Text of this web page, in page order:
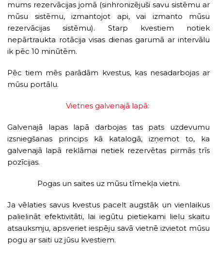
mums rezervācijas jomā (sinhronizējuši savu sistēmu ar
mūsu sistēmu, izmantojot api, vai izmanto mūsu
rezervācijas sistēmu). Starp kvestiem notiek
nepārtraukta rotācija visas dienas garumā ar intervālu
ik pēc 10 minūtēm.
Pēc tiem mēs parādām kvestus, kas nesadarbojas ar
mūsu portālu.
Vietnes galvenajā lapā:
Galvenajā lapas lapā darbojas tas pats uzdevumu
izsniegšanas princips kā katalogā, izņemot to, ka
galvenajā lapā reklāmai netiek rezervētas pirmās trīs
pozīcijas.
Pogas un saites uz mūsu tīmekļa vietni.
Ja vēlaties savus kvestus pacelt augstāk un vienlaikus
palielināt efektivitāti, lai iegūtu pietiekami lielu skaitu
atsauksmju, apsveriet iespēju savā vietnē izvietot mūsu
pogu ar saiti uz jūsu kvestiem.